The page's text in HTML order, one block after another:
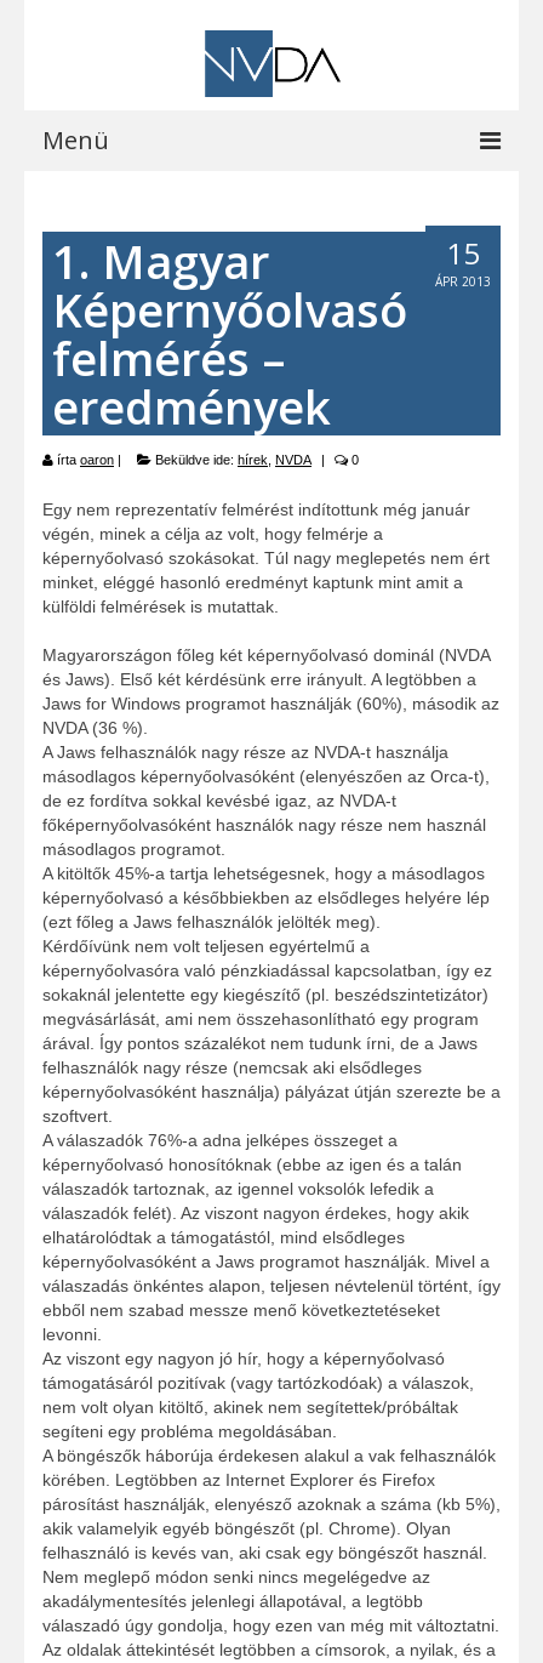
Menü
A programról
Letöltések
Vocalizer vásárlás
Blog
EOCast
Elérhetőségeink
15
ÁPR 2013
1. Magyar
Képernyőolvasó
felmérés –
eredmények
írta oaron | Beküldve ide: hírek NVDA | 0
Egy nem reprezentatív felmérést indítottunk még január
végén, minek a célja az volt, hogy felmérje a
képernyőolvasó szokásokat. Túl nagy meglepetés nem ért
minket, eléggé hasonló eredményt kaptunk mint amit a
külföldi felmérések is mutattak.
Magyarországon főleg két képernyőolvasó dominál (NVDA
és Jaws). Első két kérdésünk erre irányult. A legtöbben a
Jaws for Windows programot használják (60%), második az
NVDA (36 %).
A Jaws felhasználók nagy része az NVDA-t használja
másodlagos képernyőolvasóként (elenyészően az Orca-t),
de ez fordítva sokkal kevésbé igaz, az NVDA-t
főképernyőolvasóként használók nagy része nem használ
másodlagos programot.
A kitöltők 45%-a tartja lehetségesnek, hogy a másodlagos
képernyőolvasó a későbbiekben az elsődleges helyére lép
(ezt főleg a Jaws felhasználók jelölték meg).
Kérdőívünk nem volt teljesen egyértelmű a
képernyőolvasóra való pénzkiadással kapcsolatban, így ez
sokaknál jelentette egy kiegészítő (pl. beszédszintetizátor)
megvásárlását, ami nem összehasonlítható egy program
árával. Így pontos százalékot nem tudunk írni, de a Jaws
felhasználók nagy része (nemcsak aki elsődleges
képernyőolvasóként használja) pályázat útján szerezte be a
szoftvert.
A válaszadók 76%-a adna jelképes összeget a
képernyőolvasó honosítóknak (ebbe az igen és a talán
válaszadók tartoznak, az igennel voksolók lefedik a
válaszadók felét). Az viszont nagyon érdekes, hogy akik
elhatárolódtak a támogatástól, mind elsődleges
képernyőolvasóként a Jaws programot használják. Mivel a
válaszadás önkéntes alapon, teljesen névtelenül történt, így
ebből nem szabad messze menő következtetéseket
levonni.
Az viszont egy nagyon jó hír, hogy a képernyőolvasó
támogatásáról pozitívak (vagy tartózkodóak) a válaszok,
nem volt olyan kitöltő, akinek nem segítettek/próbáltak
segíteni egy probléma megoldásában.
A böngészők háborúja érdekesen alakul a vak felhasználók
körében. Legtöbben az Internet Explorer és Firefox
párosítást használják, elenyésző azoknak a száma (kb 5%),
akik valamelyik egyéb böngészőt (pl. Chrome). Olyan
felhasználó is kevés van, aki csak egy böngészőt használ.
Nem meglepő módon senki nincs megelégedve az
akadálymentesítés jelenlegi állapotával, a legtöbb
válaszadó úgy gondolja, hogy ezen van még mit változtatni.
Az oldalak áttekintését legtöbben a címsorok, a nyilak, és a